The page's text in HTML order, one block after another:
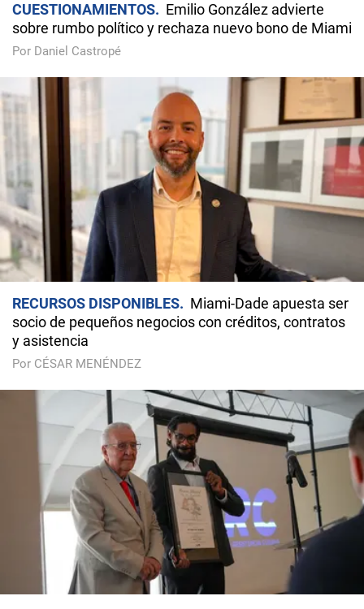
CUESTIONAMIENTOS
Emilio González advierte
sobre rumbo político y rechaza nuevo bono de Miami
Por Daniel Castropé
RECURSOS DISPONIBLES
Miami-Dade apuesta ser
socio de pequeños negocios con créditos, contratos
y asistencia
Por CÉSAR MENÉNDEZ